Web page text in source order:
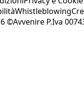
Whistleblowing
©Avvenire P.Iva